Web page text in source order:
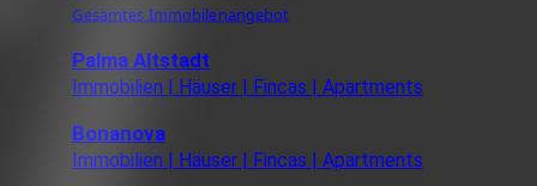
Gesamtes Immobilenangebot
Palma Altstadt
Immobilien | Häuser | Fincas | Apartments
Bonanova
Immobilien | Häuser | Fincas | Apartments